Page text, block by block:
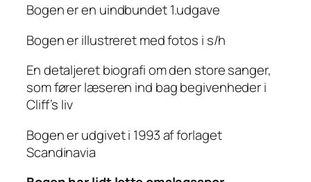
antal
Bogen er en uindbundet 1.udgave
Bogen er illustreret med fotos i s/h
En detaljeret biografi om den store sanger,
som fører læseren ind bag begivenheder i
Cliff’s liv
Bogen er udgivet i 1993 af forlaget
Scandinavia